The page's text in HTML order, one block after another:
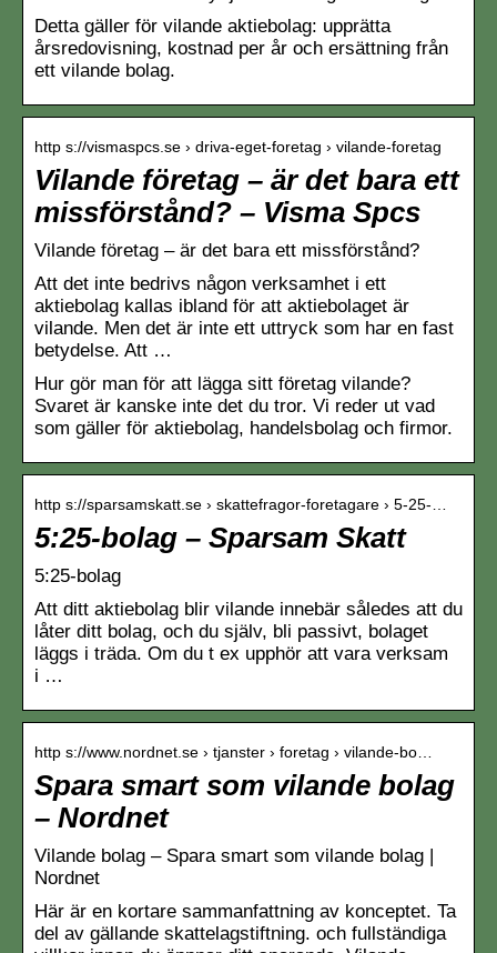
Detta gäller för vilande aktiebolag: upprätta
årsredovisning, kostnad per år och ersättning från
ett vilande bolag.
http s://vismaspcs.se › driva-eget-foretag › vilande-foretag
Vilande företag – är det bara ett
missförstånd? – Visma Spcs
Vilande företag – är det bara ett missförstånd?
Att det inte bedrivs någon verksamhet i ett
aktiebolag kallas ibland för att aktiebolaget är
vilande. Men det är inte ett uttryck som har en fast
betydelse. Att …
Hur gör man för att lägga sitt företag vilande?
Svaret är kanske inte det du tror. Vi reder ut vad
som gäller för aktiebolag, handelsbolag och firmor.
http s://sparsamskatt.se › skattefragor-foretagare › 5-25-…
5:25-bolag – Sparsam Skatt
5:25-bolag
Att ditt aktiebolag blir vilande innebär således att du
låter ditt bolag, och du själv, bli passivt, bolaget
läggs i träda. Om du t ex upphör att vara verksam
i …
http s://www.nordnet.se › tjanster › foretag › vilande-bo…
Spara smart som vilande bolag
– Nordnet
Vilande bolag – Spara smart som vilande bolag |
Nordnet
Här är en kortare sammanfattning av konceptet. Ta
del av gällande skattelagstiftning. och fullständiga